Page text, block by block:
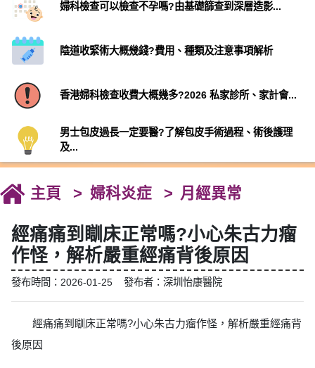
婦科檢查可以檢查不孕嗎?由基礎篩查到深層造影...
陰道收緊術大概幾錢?費用、種類及注意事項解析
香港婦科檢查收費大概幾多?2026 私家診所、家計會...
男士包皮過長一定要醫?了解包皮手術過程、術後護理
及...
主頁 婦科炎症 月經異常
經痛痛到瞓床正常嗎?小心朱古力瘤
作怪，解析嚴重經痛背後原因
發布時間：2026-01-25 發布者：深圳怡康醫院
經痛痛到瞓床正常嗎?小心朱古力瘤作怪，解析嚴重經痛背
後原因